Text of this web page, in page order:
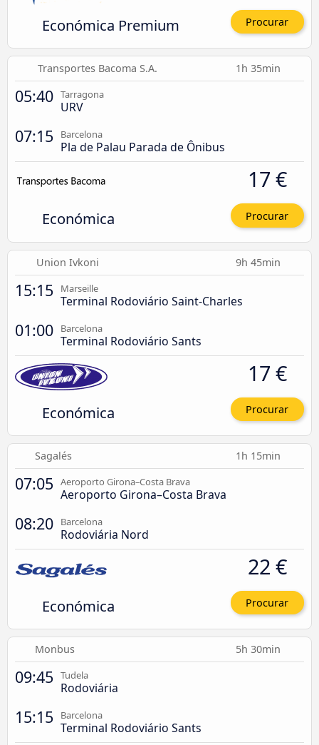
Económica Premium Procurar
Transportes Bacoma S.A. 1h 35min
05:40 Tarragona
URV
07:15 Barcelona
Pla de Palau Parada de Ônibus
Económica
17 €
Procurar
Union Ivkoni 9h 45min
15:15 Marseille
Terminal Rodoviário Saint-Charles
01:00 Barcelona
Terminal Rodoviário Sants
Económica
17 €
Procurar
Sagalés 1h 15min
07:05 Aeroporto Girona–Costa Brava
Aeroporto Girona–Costa Brava
08:20 Barcelona
Rodoviária Nord
Económica
22 €
Procurar
Monbus 5h 30min
09:45 Tudela
Rodoviária
15:15 Barcelona
Terminal Rodoviário Sants